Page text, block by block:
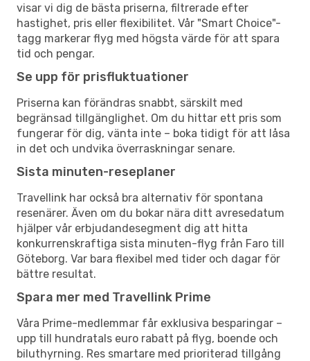
visar vi dig de bästa priserna, filtrerade efter
hastighet, pris eller flexibilitet. Vår "Smart Choice"-
tagg markerar flyg med högsta värde för att spara
tid och pengar.
Se upp för prisfluktuationer
Priserna kan förändras snabbt, särskilt med
begränsad tillgänglighet. Om du hittar ett pris som
fungerar för dig, vänta inte – boka tidigt för att låsa
in det och undvika överraskningar senare.
Sista minuten-reseplaner
Travellink har också bra alternativ för spontana
resenärer. Även om du bokar nära ditt avresedatum
hjälper vår erbjudandesegment dig att hitta
konkurrenskraftiga sista minuten-flyg från Faro till
Göteborg. Var bara flexibel med tider och dagar för
bättre resultat.
Spara mer med Travellink Prime
Våra Prime-medlemmar får exklusiva besparingar –
upp till hundratals euro rabatt på flyg, boende och
biluthyrning. Res smartare med prioriterad tillgång